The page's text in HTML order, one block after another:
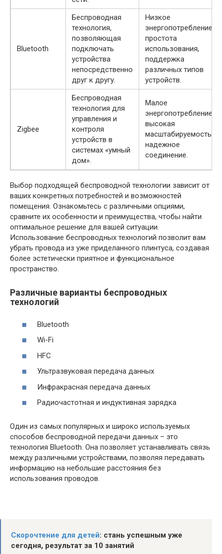
Bluetooth
Беспроводная
технология,
позволяющая
подключать
устройства
непосредственно
друг к другу.
Низкое
энергопотребление,
простота
использования,
поддержка
различных типов
устройств.
Zigbee
Беспроводная
технология для
управления и
контроля
устройств в
системах «умный
дом».
Малое
энергопотребление,
высокая
масштабируемость,
надежное
соединение.
Выбор подходящей беспроводной технологии зависит от
ваших конкретных потребностей и возможностей
помещения. Ознакомьтесь с различными опциями,
сравните их особенности и преимущества, чтобы найти
оптимальное решение для вашей ситуации.
Использование беспроводных технологий позволит вам
убрать провода из уже приделанного плинтуса, создавая
более эстетически приятное и функциональное
пространство.
Различные варианты беспроводных
технологий
Bluetooth
Wi-Fi
НFC
Ультразвуковая передача данных
Инфракрасная передача данных
Радиочастотная и индуктивная зарядка
Один из самых популярных и широко используемых
способов беспроводной передачи данных – это
технология Bluetooth. Она позволяет устанавливать связь
между различными устройствами, позволяя передавать
информацию на небольшие расстояния без
использования проводов.
Скорочтение для детей: стань успешным уже
сегодня, результат за 10 занятий